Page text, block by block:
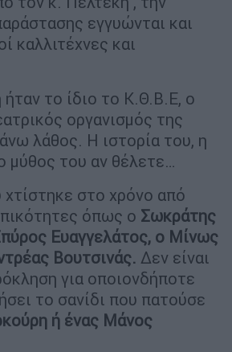
εγγυώνται και
καλλιτέχνες και
ήταν το ίδιο το Κ.Θ.Β.Ε, ο
οργανισμός της
λάθος. Η ιστορία του, η
μύθος του αν θέλετε…
στο χρόνο από
όπως ο Σωκράτης
Ευαγγελάτος, ο Μίνως
Βουτσινάς. Δεν είναι
για οποιονδήποτε
το σανίδι που πατούσε
ή ένας Μάνος